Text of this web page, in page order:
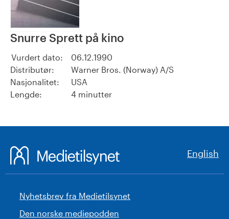
Snurre Sprett på kino
Vurdert dato:
06.12.1990
Distributør:
Warner Bros. (Norway) A/S
Nasjonalitet:
USA
Lengde:
4 minutter
English
Nyhetsbrev fra Medietilsynet
Den norske mediepodden